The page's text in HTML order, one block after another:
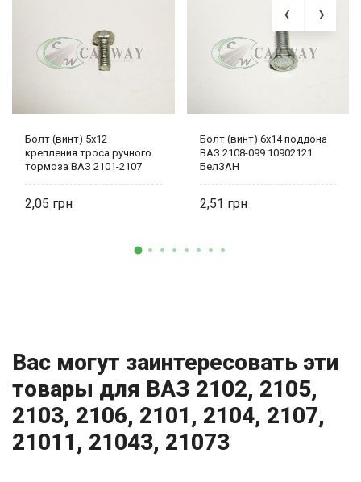
Болт (винт) 5х12
крепления троса ручного
тормоза ВАЗ 2101-2107
2,05
Болт (винт) 6х14 поддона
ВАЗ 2108-099 10902121
БелЗАН
2,51
Вас могут заинтересовать эти
товары для ВАЗ 2102, 2105,
2103, 2106, 2101, 2104, 2107,
21011, 21043, 21073